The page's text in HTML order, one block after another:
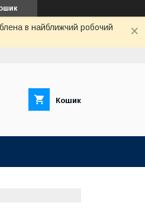
в найближчий робочий
Кошик